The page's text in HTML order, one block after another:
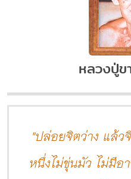
หลวงปู่ข
"ปล่อยจิตว่าง แล้ว
หนึ่งไม่ขุ่นมัว ไม่มี